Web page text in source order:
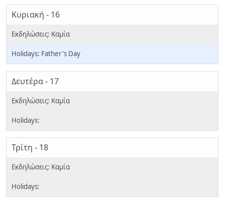
Κυριακή - 16
Father's Day
Δευτέρα - 17
Τρίτη - 18